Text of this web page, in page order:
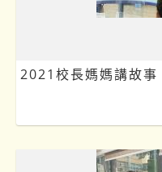
2021校長媽媽講故事